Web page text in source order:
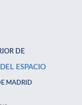
DE
ESPACIO
MADRID